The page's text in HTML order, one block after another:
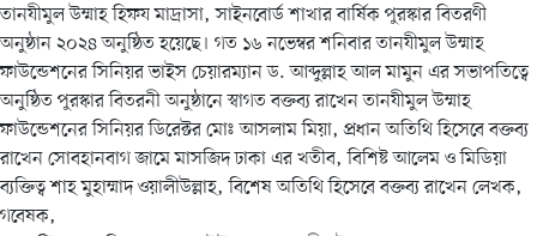
তানযীমুল উম্মাহ হিফয মাদ্রাসা, সাইনবোর্ড শাখার বার্ষিক পুরস্কার বিতরণী
অনুষ্ঠান ২০২৪ অনুষ্ঠিত হয়েছে। গত ১৬ নভেম্বর শনিবার তানযীমুল উম্মাহ
ফাউন্ডেশনের সিনিয়র ভাইস চেয়ারম্যান ড. আব্দুল্লাহ আল মামুন এর সভাপতিত্বে
অনুষ্ঠিত পুরস্কার বিতরনী অনুষ্ঠানে স্বাগত বক্তব্য রাখেন তানযীমুল উম্মাহ
ফাউন্ডেশনের সিনিয়র ডিরেক্টর মোঃ আসলাম মিয়া, প্রধান অতিথি হিসেবে বক্তব্য
রাখেন সোবহানবাগ জামে মাসজিদ ঢাকা এর খতীব, বিশিষ্ট আলেম ও মিডিয়া
ব্যক্তিত্ব শাহ মুহাম্মাদ ওয়ালীউল্লাহ, বিশেষ অতিথি হিসেবে বক্তব্য রাখেন লেখক,
গবেষক,